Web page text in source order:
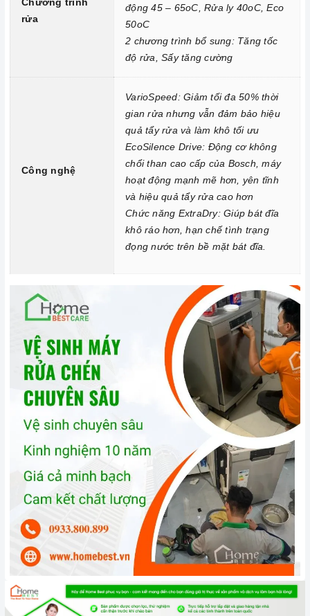
dẫn của nhà sản xuất.
Sắp xếp bát đĩa đúng cách: Trước khi cho bát đĩa vàomáy rửa
chén
, bạn cần sắp xếp chúng đúng cách để bát đĩa được rửa
sạch và khô ráo hoàn toàn. Bạn cần chú ý:
Loại bỏ thức ăn thừa khỏi bát đĩa trước khi cho vàomáy rửa
Sắp xếp bát đĩa sao cho các vật dụng không va chạm với
Sắp xếp bát đĩa ở vị trí phù hợp với chương trình rửa.
Lựa chọn chương trình rửa phù hợp: Mỗi chương trình rửa có
một mục đích và thời gian khác nhau. Bạn nên lựa chọn
chương trình rửa phù hợp với lượng và mức độ bẩn của bát
đĩa.
Vệ sinh định kỳ: Bạn nên vệ sinh
định kỳ để loại bỏ cặn bẩn, ngăn ngừa vi khuẩn phát triển. Bạn
có thể vệ sinh máy rửa chén bằng cách sử dụng các chất tẩy
rửa chuyên dụng hoặc bằng cách chạy chương trình rửa vệ
sinh.
Bảo quản máy rửa chén đúng cách: Khi không sử dụngmáy
rửa chén, bạn nên tắt nguồn và xả hết nước trong máy. Bạn
cũng nên đóng cửa máy để ngăn bụi bẩn và côn trùng xâm
nhập.
3. Tại sao nên chọn mua sản phẩm tại Home Best?
Cam kết hàng chính hãng:
Chúng tôi cam kết cung cấp sản
phẩm chính hãng 100%, có nguồn gốc, xuất xứ và chứng từ
Chế độ hỗ trợ bảo hành linh hoạt:Hướng dẫn sử dụng,
lắp đặt, chế độ bảo hành chính hãng, hậu mãi chuyên
nghiệp, đảm bảo rằng quý khách sẽ có trải nghiệm tuyệt vời
và không gặp bất kỳ khó khăn nào trong quá trình sử dụng
sản phẩm.
rửa
động 45 – 65oC, Rửa ly 40oC, Eco
50oC
2 chương trình bổ sung: Tăng tốc
độ rửa, Sấy tăng cường
Công nghệ
VarioSpeed: Giảm tối đa 50% thời
gian rửa nhưng vẫn đảm bảo hiệu
quả tẩy rửa và làm khô tối ưu
EcoSilence Drive: Động cơ không
chổi than cao cấp của Bosch, máy
hoạt động mạnh mẽ hơn, yên tĩnh
và hiệu quả tẩy rửa cao hơn
Chức năng ExtraDry: Giúp bát đĩa
khô ráo hơn, hạn chế tình trạng
đọng nước trên bề mặt bát đĩa.